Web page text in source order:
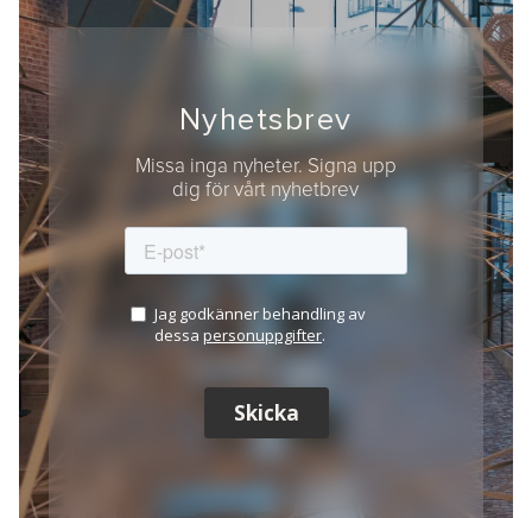
Nyhetsbrev
Missa inga nyheter. Signa upp
dig för vårt nyhetbrev